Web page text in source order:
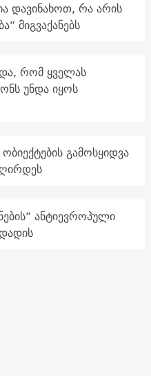
დავინახოთ, რა არის
მიგვაქანებს
რომ ყველას
უნდა იყოს
გამოსყიდვა
ანტიევროპული